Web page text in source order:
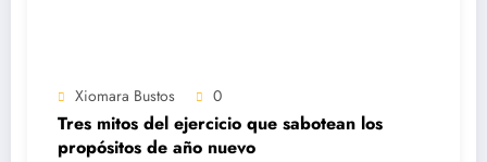
Xiomara Bustos 0
Tres mitos del ejercicio que sabotean los
propósitos de año nuevo